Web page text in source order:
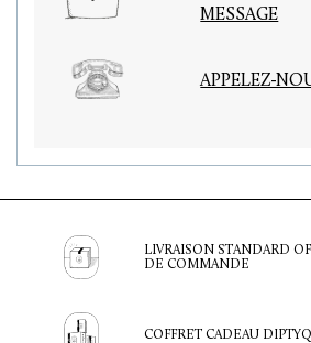
MESSAGE
APPELEZ-
LIVRAISON STANDARD
DE COMMANDE
COFFRET CADEAU